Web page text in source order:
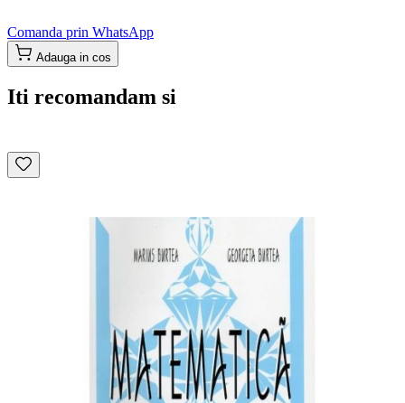
Comanda prin WhatsApp
Adauga in cos
Iti recomandam si